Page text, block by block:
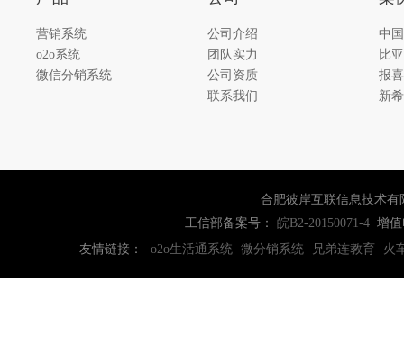
营销系统
o2o系统
微信分销系统
公司介绍
团队实力
公司资质
联系我们
中
比
报
新
合肥彼岸互联信息技术有
工信部备案号： 皖B2-20150071-4增值
友情链接：
o2o生活通系统 微分销系统 兄弟连教育 火